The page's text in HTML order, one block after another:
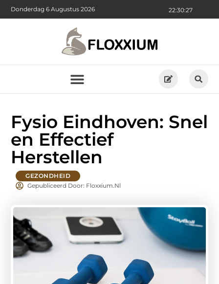
22:30:29
Donderdag 6 Augustus 2026
Fysio Eindhoven: Snel
en Effectief
Herstellen
GEZONDHEID
Gepubliceerd Door: Floxxium.nl